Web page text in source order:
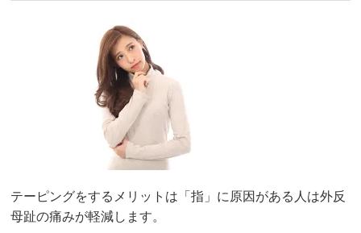
テーピングをするメリットは「指」に原因がある人は外反
母趾の痛みが軽減します。